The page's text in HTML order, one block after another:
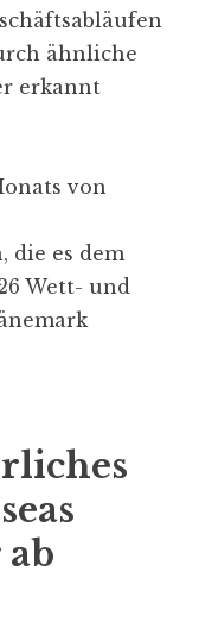
ähnliche
erkannt
von
die es dem
Wett- und
ab